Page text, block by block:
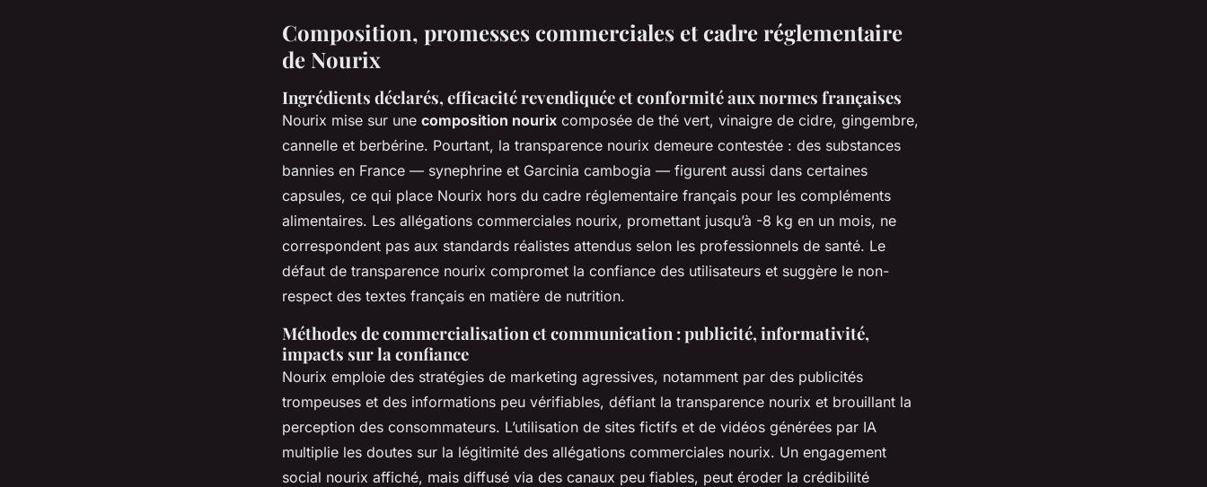
Composition, promesses commerciales et cadre réglementaire
de Nourix
Ingrédients déclarés, efficacité revendiquée et conformité aux normes françaises
Nourix mise sur une composition nourix composée de thé vert, vinaigre de cidre, gingembre,
cannelle et berbérine. Pourtant, la transparence nourix demeure contestée : des substances
bannies en France — synephrine et Garcinia cambogia — figurent aussi dans certaines
capsules, ce qui place Nourix hors du cadre réglementaire français pour les compléments
alimentaires. Les allégations commerciales nourix, promettant jusqu’à -8 kg en un mois, ne
correspondent pas aux standards réalistes attendus selon les professionnels de santé. Le
défaut de transparence nourix compromet la confiance des utilisateurs et suggère le non-
respect des textes français en matière de nutrition.
Méthodes de commercialisation et communication : publicité, informativité,
impacts sur la confiance
Nourix emploie des stratégies de marketing agressives, notamment par des publicités
trompeuses et des informations peu vérifiables, défiant la transparence nourix et brouillant la
perception des consommateurs. L’utilisation de sites fictifs et de vidéos générées par IA
multiplie les doutes sur la légitimité des allégations commerciales nourix. Un engagement
social nourix affiché, mais diffusé via des canaux peu fiables, peut éroder la crédibilité